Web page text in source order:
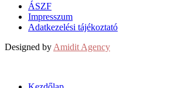
ÁSZF
Impresszum
Adatkezelési tájékoztató
Designed by Amidit Agency